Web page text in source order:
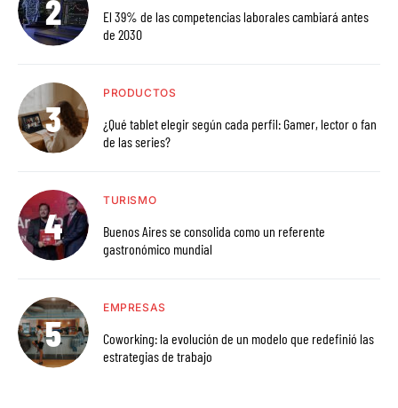
El 39% de las competencias laborales cambiará antes
de 2030
PRODUCTOS
¿Qué tablet elegir según cada perfil: Gamer, lector o fan
de las series?
TURISMO
Buenos Aires se consolida como un referente
gastronómico mundial
EMPRESAS
Coworking: la evolución de un modelo que redefinió las
estrategias de trabajo